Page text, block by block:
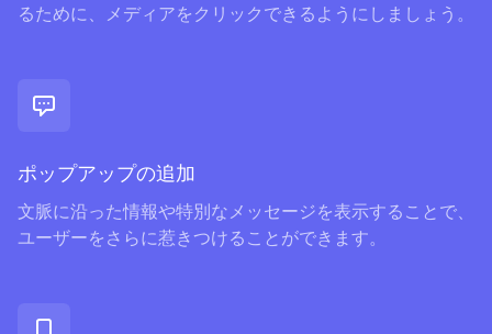
るために、メディアをクリックできるようにしましょう。
ポップアップの追加
文脈に沿った情報や特別なメッセージを表示することで、
ユーザーをさらに惹きつけることができます。